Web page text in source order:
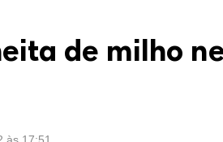
de milho